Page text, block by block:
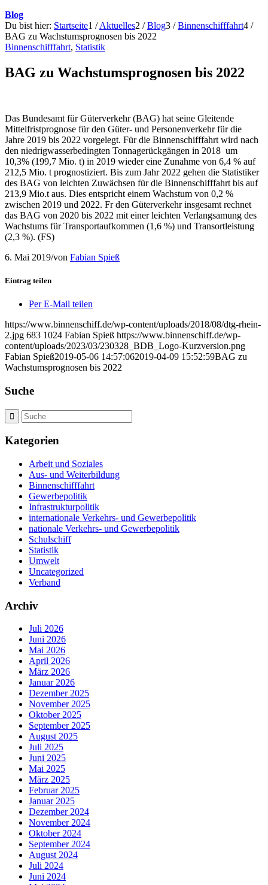
Blog
Du bist hier: Startseite1 / Aktuelles2 / Blog3 / Binnenschifffahrt4 /
BAG zu Wachstumsprognosen bis 2022
Binnenschifffahrt, Statistik
BAG zu Wachstumsprognosen bis 2022
Das Bundesamt für Güterverkehr (BAG) hat seine Gleitende
Mittelfristprognose für den Güter- und Personenverkehr für die
Jahre 2019 bis 2022 vorgelegt. Für die Binnenschifffahrt wird nach
den niedrigwasserbedingten Tonnagerückgängen in 2018 um
10,3% (199,7 Mio. t) in 2019 wieder eine Zunahme von 6,4 % auf
212,5 Mio. t prognostiziert. Bis zum Jahr 2022 gehen die Statistiker
des BAG von leichten Zuwächsen für die Binnenschifffahrt bis auf
213,9 Mio.t aus. Dies entspricht einem Wachstum von 0,2 %
zwischen 2019 und 2022. Fr den Güterverkehr insgesamt rechnet
das BAG von 2020 bis 2022 mit einer leichten Verlangsamung des
Wachstums für Transportaufkommen (1,6 %) und Transortleistung
(2,3 %). (FS)
6. Mai 2019/von Fabian Spieß
Eintrag teilen
Per E-Mail teilen
https://www.binnenschiff.de/wp-content/uploads/2018/08/dtg-rhein-
2.jpg 683 1024 Fabian Spieß https://www.binnenschiff.de/wp-
content/uploads/2023/03/230328_BDB_Logo-Kurzversion.png
Fabian Spieß2019-05-06 14:57:062019-04-09 15:52:59BAG zu
Wachstumsprognosen bis 2022
Suche
Kategorien
Arbeit und Soziales
Aus- und Weiterbildung
Binnenschifffahrt
Gewerbepolitik
Infrastrukturpolitik
internationale Verkehrs- und Gewerbepolitik
nationale Verkehrs- und Gewerbepolitik
Schulschiff
Statistik
Umwelt
Uncategorized
Verband
Archiv
Juli 2026
Juni 2026
Mai 2026
April 2026
März 2026
Januar 2026
Dezember 2025
November 2025
Oktober 2025
September 2025
August 2025
Juli 2025
Juni 2025
Mai 2025
März 2025
Februar 2025
Januar 2025
Dezember 2024
November 2024
Oktober 2024
September 2024
August 2024
Juli 2024
Juni 2024